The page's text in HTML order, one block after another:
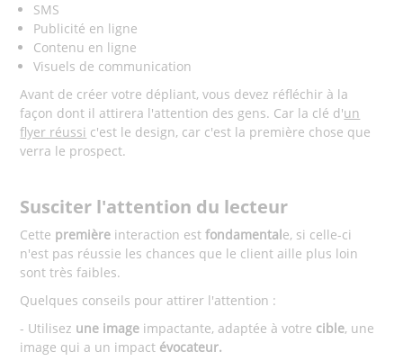
SMS
Publicité en ligne
Contenu en ligne
Visuels de communication
Avant de créer votre dépliant, vous devez réfléchir à la
façon dont il attirera l'attention des gens. Car la clé d'un
flyer réussi c'est le design, car c'est la première chose que
verra le prospect.
Susciter l'attention du lecteur
Cette première interaction est fondamentale, si celle-ci
n'est pas réussie les chances que le client aille plus loin
sont très faibles.
Quelques conseils pour attirer l'attention :
- Utilisez une image impactante, adaptée à votre cible, une
image qui a un impact évocateur.